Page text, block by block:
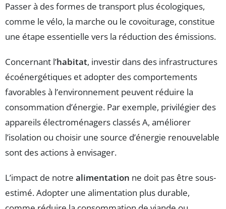
Passer à des formes de transport plus écologiques,
comme le vélo, la marche ou le covoiturage, constitue
une étape essentielle vers la réduction des émissions.
Concernant l’habitat, investir dans des infrastructures
écoénergétiques et adopter des comportements
favorables à l’environnement peuvent réduire la
consommation d’énergie. Par exemple, privilégier des
appareils électroménagers classés A, améliorer
l’isolation ou choisir une source d’énergie renouvelable
sont des actions à envisager.
L’impact de notre alimentation ne doit pas être sous-
estimé. Adopter une alimentation plus durable,